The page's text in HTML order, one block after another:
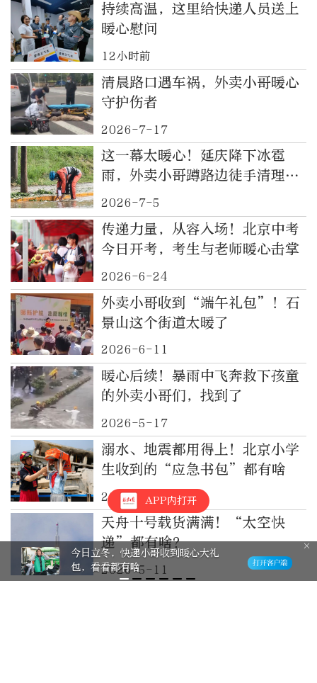
持续高温，这里给快递人员送上
暖心慰问
12小时前
清晨路口遇车祸，外卖小哥暖心
守护伤者
2026-7-17
这一幕太暖心！延庆降下冰雹
雨，外卖小哥蹲路边徒手清理雨
箅子
2026-7-5
传递力量，从容入场！北京中考
今日开考，考生与老师暖心击掌
2026-6-24
外卖小哥收到“端午礼包”！石
景山这个街道太暖了
2026-6-11
暖心后续！暴雨中飞奔救下孩童
的外卖小哥们，找到了
2026-5-17
溺水、地震都用得上！北京小学
生收到的“应急书包”都有啥
2026-5-12
天舟十号载货满满！“太空快
递”都有啥？
2026-5-11
APP内打开
今日立冬，快递小哥收到暖心大礼
包，看看都有啥